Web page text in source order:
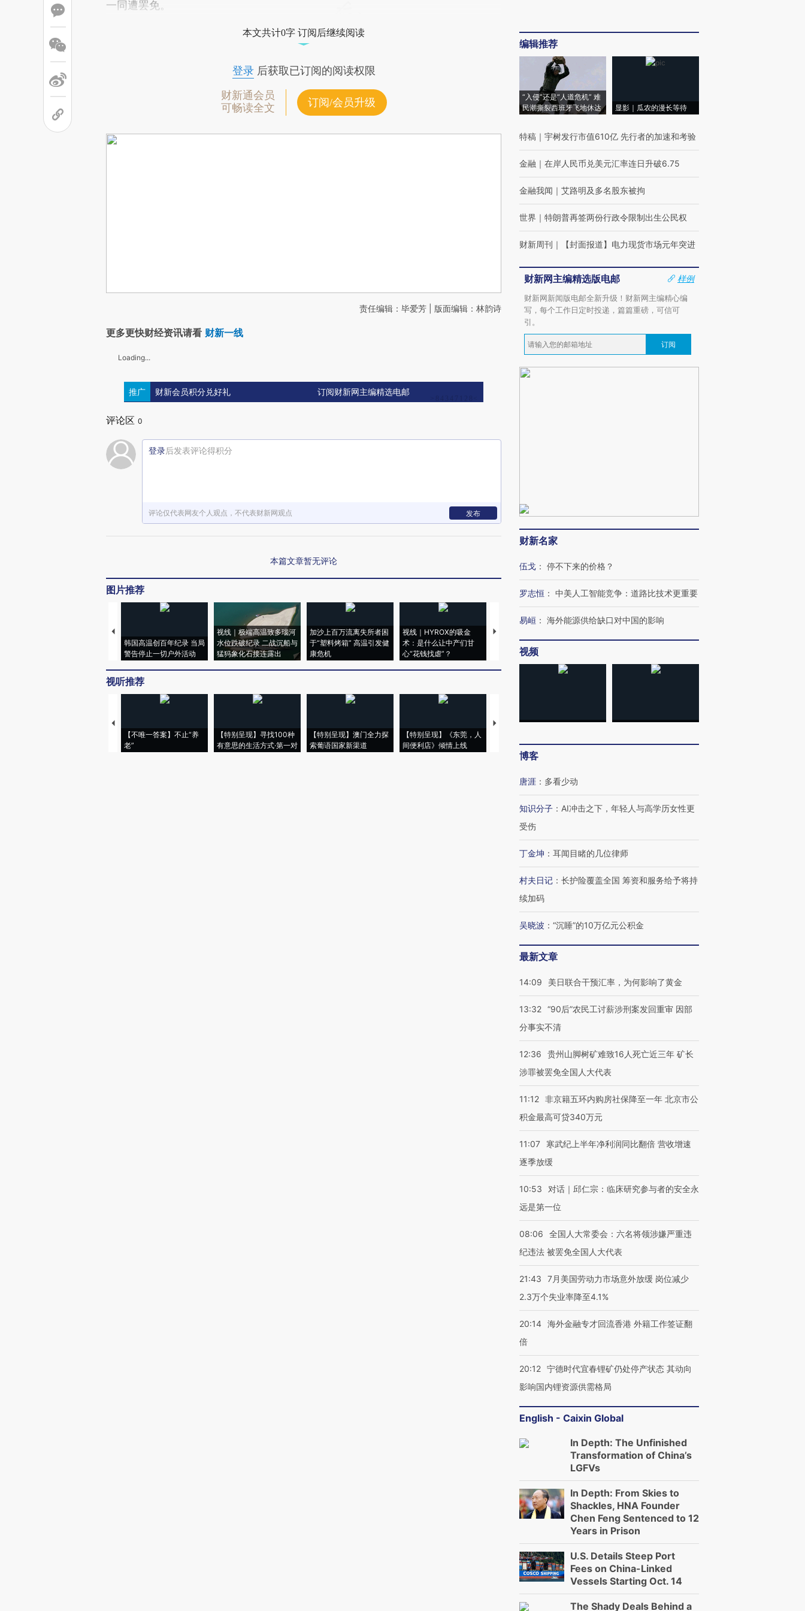
一同遭罢免。
本文共计0字 订阅后继续阅读
登录后获取已订阅的阅读权限
财新通会员
可畅读全文
订阅/会员升级
责任编辑：毕爱芳 | 版面编辑：林韵诗
更多更快财经资讯请看 财新一线
Loading...
推广 财新会员积分兑好礼 订阅财新网主编精选电邮
评论区 0
登录后发表评论得积分
评论仅代表网友个人观点，不代表财新网观点 发布
本篇文章暂无评论
图片推荐
韩国高温创百年纪录 当局
警告停止一切户外活动
视线｜极端高温致多瑙河
水位跌破纪录 二战沉船与
猛犸象化石接连露出
加沙上百万流离失所者困
于“塑料烤箱” 高温引发健
康危机
视线｜HYROX的吸金
术：是什么让中产们甘
心“花钱找虐”？
马航飞行员跨国走私7万
粒摇头丸 尿检体内含3种
度Z世代 用街头抗争将教
机”？难民潮撕裂西班牙
视听推荐
【不唯一答案】不止“养
老”
【特别呈现】寻找100种
有意思的生活方式·第一对
【特别呈现】澳门全力探
索葡语国家新渠道
【特别呈现】《东莞，人
间便利店》倾情上线
【推广】走进第四届链博
有意思的生活方式·第三对
【商旅对话】华住集团
住三大增长引擎是什么？
编辑推荐
“入侵”还是“人道危机” 难
民潮撕裂西班牙飞地休达
显影｜瓜农的漫长等待
特稿 ｜ 宇树发行市值610亿 先行者的加速和考验
金融 ｜ 在岸人民币兑美元汇率连日升破6.75
金融我闻 ｜ 艾路明及多名股东被拘
世界 ｜ 特朗普再签两份行政令限制出生公民权
财新周刊 ｜ 【封面报道】电力现货市场元年突进
财新网主编精选版电邮
样例
财新网新闻版电邮全新升级！财新网主编精心编
写，每个工作日定时投递，篇篇重磅，可信可
引。
订阅
财新名家
伍戈 ： 停不下来的价格？
罗志恒 ： 中美人工智能竞争：道路比技术更重要
易峘 ： 海外能源供给缺口对中国的影响
视频
博客
唐涯 ： 多看少动
知识分子 ： AI冲击之下，年轻人与高学历女性更
受伤
丁金坤 ： 耳闻目睹的几位律师
村夫日记 ： 长护险覆盖全国 筹资和服务给予将持
续加码
吴晓波 ： “沉睡”的10万亿元公积金
最新文章
14:09 美日联合干预汇率，为何影响了黄金
13:32 “90后”农民工讨薪涉刑案发回重审 因部
分事实不清
12:36
贵州山脚树矿难致16人死亡近三年 矿长
涉罪被罢免全国人大代表
11:12 非京籍五环内购房社保降至一年 北京市公
积金最高可贷340万元
11:07
寒武纪上半年净利润同比翻倍 营收增速
逐季放缓
10:53
对话｜邱仁宗：临床研究参与者的安全永
远是第一位
08:06
全国人大常委会：六名将领涉嫌严重违
纪违法 被罢免全国人大代表
21:43
7月美国劳动力市场意外放缓 岗位减少
2.3万个失业率降至4.1%
20:14 海外金融专才回流香港 外籍工作签证翻
倍
20:12 宁德时代宜春锂矿仍处停产状态 其动向
影响国内锂资源供需格局
English - Caixin Global
In Depth: The Unfinished
Transformation of China’s
LGFVs
In Depth: From Skies to
Shackles, HNA Founder
Chen Feng Sentenced to 12
Years in Prison
U.S. Details Steep Port
Fees on China-Linked
Vessels Starting Oct. 14
The Shady Deals Behind a